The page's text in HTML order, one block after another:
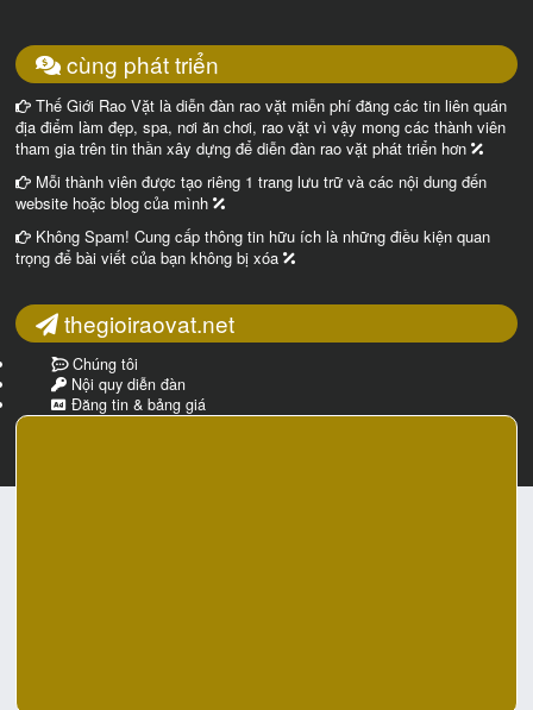
cùng phát triển
Thế Giới Rao Vặt là diễn đàn rao vặt miễn phí đăng các tin liên quán
địa điểm làm đẹp, spa, nơi ăn chơi, rao vặt vì vậy mong các thành viên
tham gia trên tin thần xây dựng để diễn đàn rao vặt phát triển hơn
Mỗi thành viên được tạo riêng 1 trang lưu trữ và các nội dung đến
website hoặc blog của mình
Không Spam! Cung cấp thông tin hữu ích là những điều kiện quan
trọng để bài viết của bạn không bị xóa
thegioiraovat.net
Chúng tôi
Nội quy diễn đàn
Đăng tin & bảng giá